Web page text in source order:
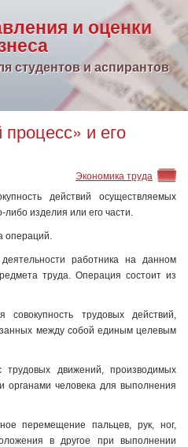
и оценки
студентов и аспирантов
и его
Экономика труда
действий осуществляемых
либо изделия или его части.
операций.
работника на данном
труда. Операция состоит из
совокупность трудовых действий,
между собой единым целевым
движений, производимых
органами человека для выполнения
перемещение пальцев, рук, ног,
в другое при выполнении